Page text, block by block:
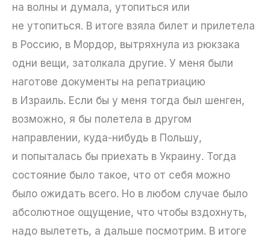
на волны и думала, утопиться или
не утопиться. В итоге взяла билет и прилетела
в Россию, в Мордор, вытряхнула из рюкзака
одни вещи, затолкала другие. У меня были
наготове документы на репатриацию
в Израиль. Если бы у меня тогда был шенген,
возможно, я бы полетела в другом
направлении, куда-нибудь в Польшу,
и попыталась бы приехать в Украину. Тогда
состояние было такое, что от себя можно
было ожидать всего. Но в любом случае было
абсолютное ощущение, что чтобы вздохнуть,
надо вылететь, а дальше посмотрим. В итоге